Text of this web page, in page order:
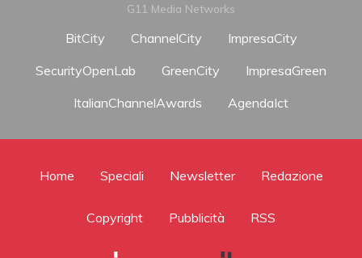
G11 Media Networks
BitCity ChannelCity
ImpresaCity
SecurityOpenLab
GreenCity
ImpresaGreen
ItalianChannelAwards
AgendaIct
Home Speciali Newsletter Redazione
Copyright Pubblicità RSS